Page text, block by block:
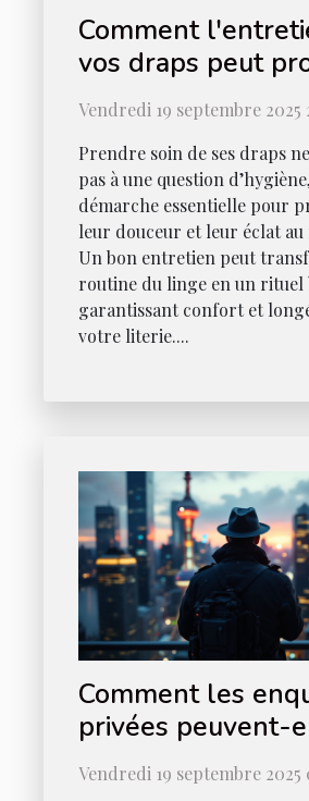
Comment
vos draps peut
leur durée de vie ?
Vendredi 19 septembre 2025
Prendre soin de ses draps
pas à une question
démarche essentielle pour
leur douceur et leur éclat
Un bon entretien peut
routine du linge en un rituel
garantissant confort et
votre literie....
Comment les
privées peuvent-
être utilisées en
Vendredi 19 septembre 2025